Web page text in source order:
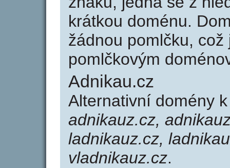
krátkou doménu.
žádnou pomlčku,
pomlčkovým
Adnikau.cz
Alternativní domény
adnikauz.cz,
ladnikauz.cz,
vladnikauz.cz.